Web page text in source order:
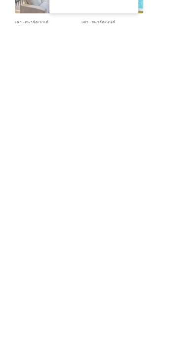
เช่า ᐧ อพาร์ตเมนต์ เช่า ᐧ อพาร์ตเมนต์